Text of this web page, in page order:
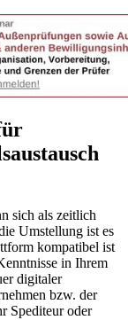
sich als zeitlich
Umstellung ist es
kompatibel ist
in Ihrem
digitaler
bzw. der
Spediteur oder